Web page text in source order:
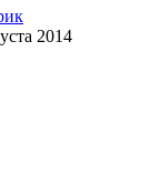
2014